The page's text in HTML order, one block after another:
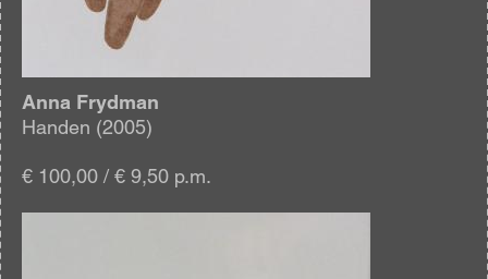
Anna Frydman
Handen (2005)
€ 100,00 / € 9,50 p.m.